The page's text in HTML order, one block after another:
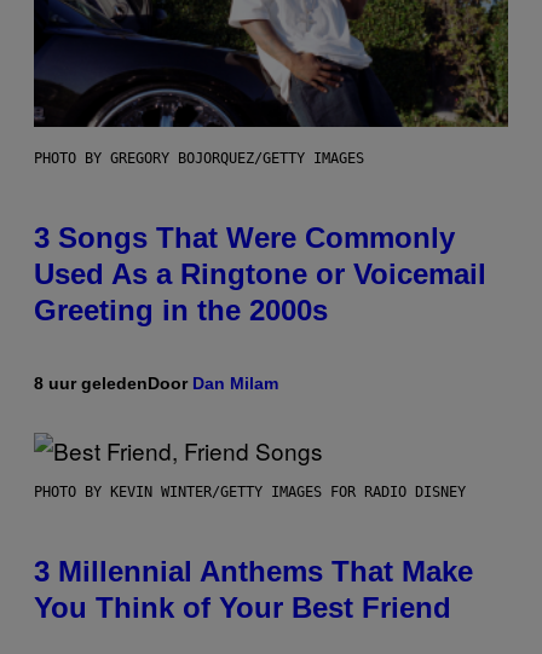
PHOTO BY GREGORY BOJORQUEZ/GETTY IMAGES
3 Songs That Were Commonly
Used As a Ringtone or Voicemail
Greeting in the 2000s
8 uur geledenDoor Dan Milam
PHOTO BY KEVIN WINTER/GETTY IMAGES FOR RADIO DISNEY
3 Millennial Anthems That Make
You Think of Your Best Friend